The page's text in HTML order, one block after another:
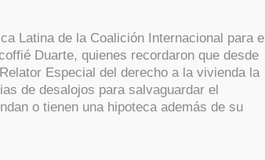
Latina de la Coalición Internacional para el
Duarte, quienes recordaron que desde
Especial del derecho a la vivienda la
de desalojos para salvaguardar el
o tienen una hipoteca además de su